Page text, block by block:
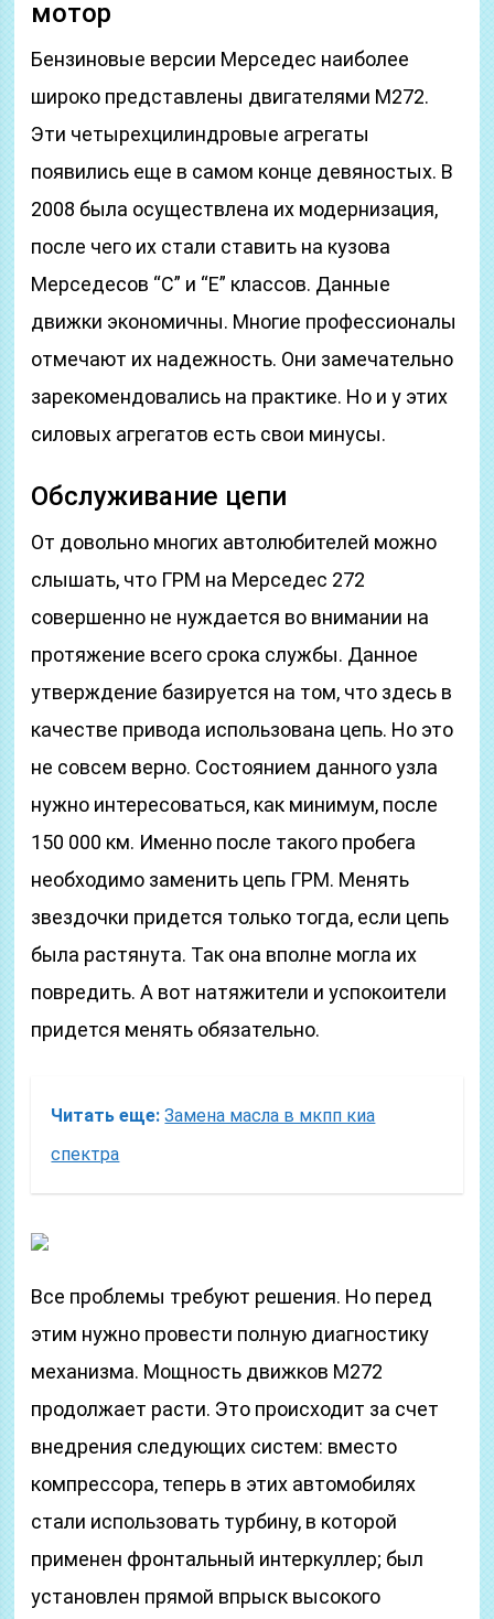
мотор
Бензиновые версии Мерседес наиболее
широко представлены двигателями М272.
Эти четырехцилиндровые агрегаты
появились еще в самом конце девяностых. В
2008 была осуществлена их модернизация,
после чего их стали ставить на кузова
Мерседесов “С” и “Е” классов. Данные
движки экономичны. Многие профессионалы
отмечают их надежность. Они замечательно
зарекомендовались на практике. Но и у этих
силовых агрегатов есть свои минусы.
Обслуживание цепи
От довольно многих автолюбителей можно
слышать, что ГРМ на Мерседес 272
совершенно не нуждается во внимании на
протяжение всего срока службы. Данное
утверждение базируется на том, что здесь в
качестве привода использована цепь. Но это
не совсем верно. Состоянием данного узла
нужно интересоваться, как минимум, после
150 000 км. Именно после такого пробега
необходимо заменить цепь ГРМ. Менять
звездочки придется только тогда, если цепь
была растянута. Так она вполне могла их
повредить. А вот натяжители и успокоители
придется менять обязательно.
Читать еще: Замена масла в мкпп киа
спектра
Все проблемы требуют решения. Но перед
этим нужно провести полную диагностику
механизма. Мощность движков М272
продолжает расти. Это происходит за счет
внедрения следующих систем: вместо
компрессора, теперь в этих автомобилях
стали использовать турбину, в которой
применен фронтальный интеркуллер; был
установлен прямой впрыск высокого